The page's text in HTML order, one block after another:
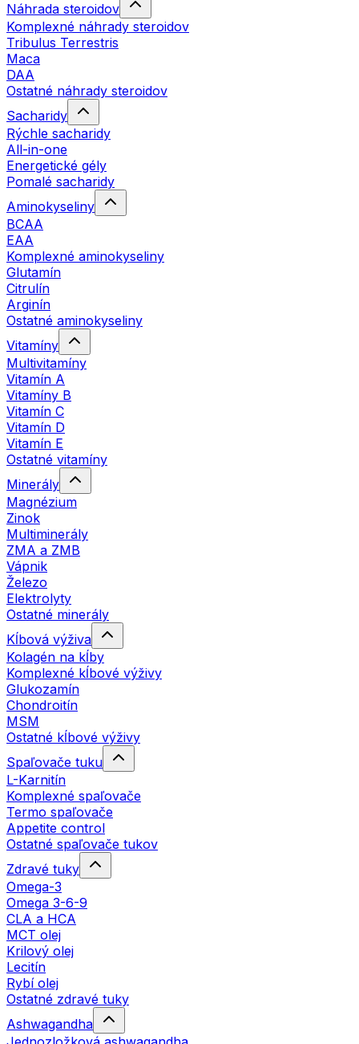
Náhrada steroidov
Komplexné náhrady steroidov
Tribulus Terrestris
Maca
DAA
Ostatné náhrady steroidov
Sacharidy
Rýchle sacharidy
All-in-one
Energetické gély
Pomalé sacharidy
Aminokyseliny
BCAA
EAA
Komplexné aminokyseliny
Glutamín
Citrulín
Arginín
Ostatné aminokyseliny
Vitamíny
Multivitamíny
Vitamín A
Vitamíny B
Vitamín C
Vitamín D
Vitamín E
Ostatné vitamíny
Minerály
Magnézium
Zinok
Multiminerály
ZMA a ZMB
Vápnik
Železo
Elektrolyty
Ostatné minerály
Kĺbová výživa
Kolagén na kĺby
Komplexné kĺbové výživy
Glukozamín
Chondroitín
MSM
Ostatné kĺbové výživy
Spaľovače tuku
L-Karnitín
Komplexné spaľovače
Termo spaľovače
Appetite control
Ostatné spaľovače tukov
Zdravé tuky
Omega-3
Omega 3-6-9
CLA a HCA
MCT olej
Krilový olej
Lecitín
Rybí olej
Ostatné zdravé tuky
Ashwagandha